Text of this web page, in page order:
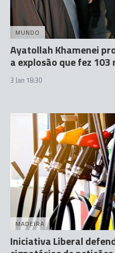
MUNDO
Ayatollah Khamenei
a explosão que fez
3 Jan 18:30
MADEIRA
Iniciativa Liberal